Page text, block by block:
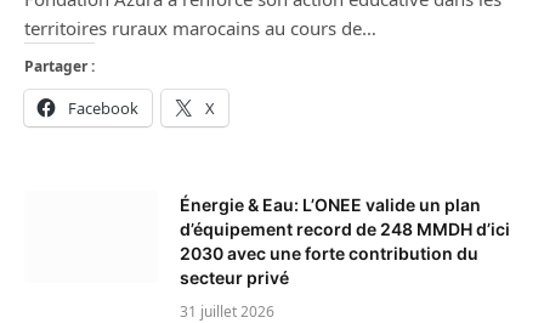
territoires ruraux marocains au cours de…
Partager :
Facebook X
Énergie & Eau: L’ONEE valide un plan
d’équipement record de 248 MMDH d’ici
2030 avec une forte contribution du
secteur privé
31 juillet 2026